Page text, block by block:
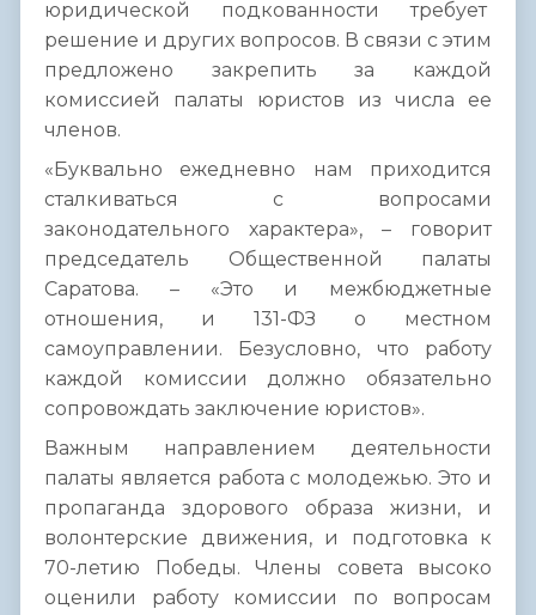
юридической подкованности требует
решение и других вопросов. В связи с этим
предложено закрепить за каждой
комиссией палаты юристов из числа ее
членов.
«Буквально ежедневно нам приходится
сталкиваться с вопросами
законодательного характера», – говорит
председатель Общественной палаты
Саратова. – «Это и межбюджетные
отношения, и 131-ФЗ о местном
самоуправлении. Безусловно, что работу
каждой комиссии должно обязательно
сопровождать заключение юристов».
Важным направлением деятельности
палаты является работа с молодежью. Это и
пропаганда здорового образа жизни, и
волонтерские движения, и подготовка к
70-летию Победы. Члены совета высоко
оценили работу комиссии по вопросам